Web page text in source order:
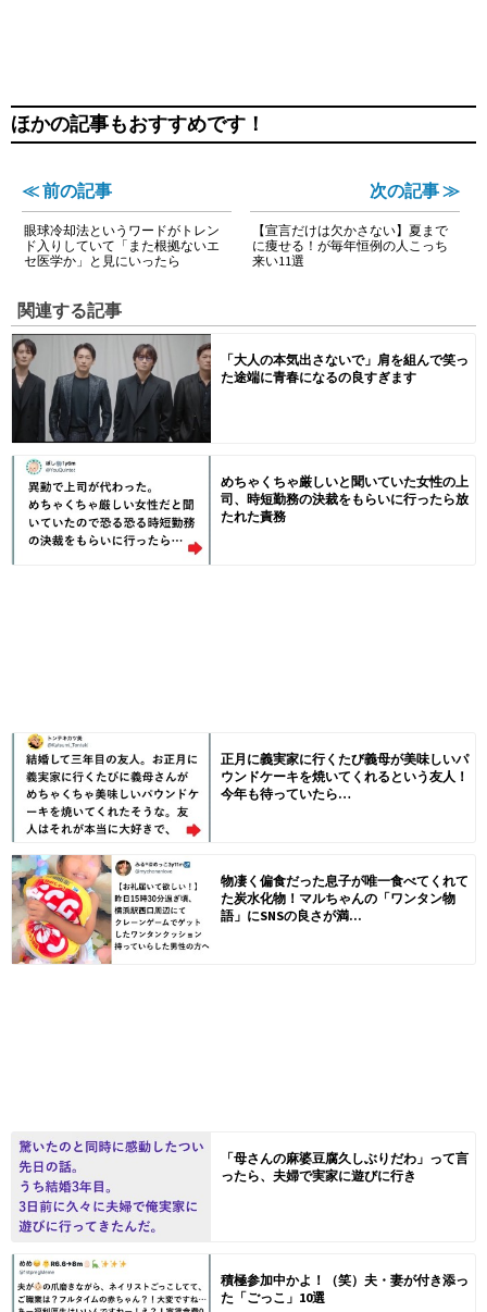
ほかの記事もおすすめです！
≪ 前の記事
眼球冷却法というワードがトレン
ド入りしていて「また根拠ないエ
セ医学か」と見にいったら
次の記事 ≫
【宣言だけは欠かさない】夏まで
に痩せる！が毎年恒例の人こっち
来い11選
関連する記事
「大人の本気出さないで」肩を組んで笑っ
た途端に青春になるの良すぎます
めちゃくちゃ厳しいと聞いていた女性の上
司、時短勤務の決裁をもらいに行ったら放
たれた責務
正月に義実家に行くたび義母が美味しいパ
ウンドケーキを焼いてくれるという友人！
今年も待っていたら…
物凄く偏食だった息子が唯一食べてくれて
た炭水化物！マルちゃんの「ワンタン物
語」にSNSの良さが満...
「母さんの麻婆豆腐久しぶりだわ」って言
ったら、夫婦で実家に遊びに行き
積極参加中かよ！（笑）夫・妻が付き添っ
た「ごっこ」10選